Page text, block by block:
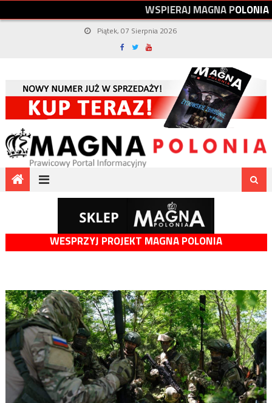
WSPIERAJMAGNAPOLONIA
Piątek, 07 Sierpnia 2026
WESPRZYJ PROJEKT MAGNA POLONIA